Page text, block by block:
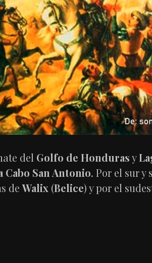
del Golfo de Hondurasy
Cabo San Antonio. Por el sur
deWalix (Belice) y por el